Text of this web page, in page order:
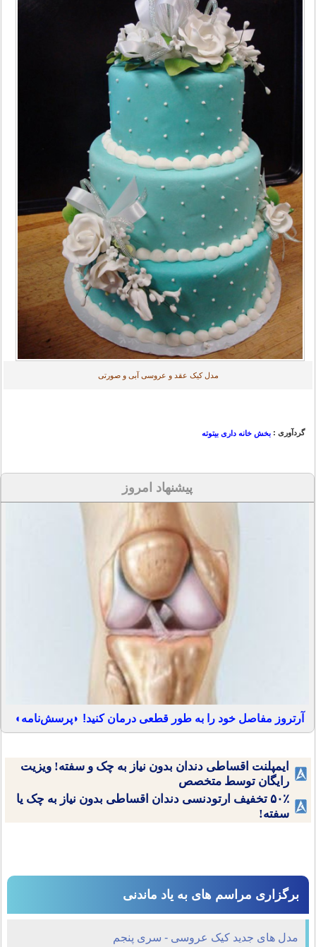
مدل کیک عقد و عروسی آبی و صورتی
گردآوری : بخش خانه داری بیتوته
پیشنهاد امروز
آرتروز مفاصل خود را به طور قطعی درمان کنید! ◗پرسش‌نامه◖
ایمپلنت اقساطی دندان بدون نیاز به چک و سفته! ویزیت
رایگان توسط متخصص
۵۰٪ تخفیف ارتودنسی دندان اقساطی بدون نیاز به چک یا
سفته!
برگزاری مراسم های به یاد ماندنی
مدل های جدید کیک عروسی - سری پنجم